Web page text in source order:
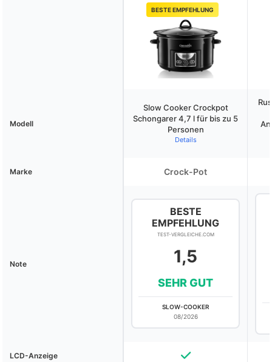
BESTE EMPFEHLUNG
Modell
Slow Cooker Crockpot
Schongarer 4,7 l für bis zu 5
Personen
Details
Marke Crock-Pot
Note
BESTE
EMPFEHLUNG
TEST-VERGLEICHE.COM
1,5
SEHR GUT
SLOW-COOKER
08/2026
LCD-Anzeige